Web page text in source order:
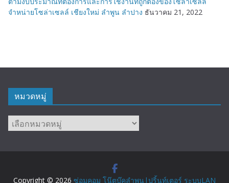
จำหน่ายโซล่าเซลล์ เชียงใหม่ ลำพูน ลำปาง ธันวาคม 21, 2022
หมวดหมู่
หมวด
หมู่
Copyright © 2026 ซ่อมคอม โน๊ตบุ๊คลำพูน|ปริ้นท์เตอร์ ระบบLAN